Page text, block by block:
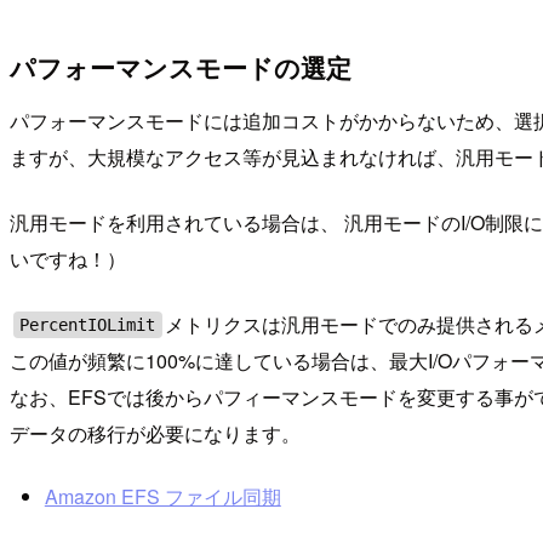
パフォーマンスモードの選定
パフォーマンスモードには追加コストがかからないため、
ますが、大規模なアクセス等が見込まれなければ、汎用モ
汎用モードを利用されている場合は、 汎用モードのI/O制限
いですね！）
PercentIOLimit
メトリクスは汎用モードでのみ提供され
この値が頻繁に100%に達している場合は、最大I/Oパフォ
なお、EFSでは後からパフィーマンスモードを変更する事
データの移行が必要になります。
Amazon EFS ファイル同期